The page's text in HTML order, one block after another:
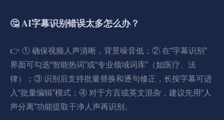
🤔 AI字幕识别错误太多怎么办？
👉 ① 确保视频人声清晰，背景噪音低；② 在“字幕识别”
界面可勾选“智能热词”或“专业领域词库”（如医疗、法
律）；③ 识别后支持批量替换和逐句修正，长按字幕可进
入“批量编辑”模式；④ 对于方言或英文混杂，建议先用“人
声分离”功能提取干净人声再识别。